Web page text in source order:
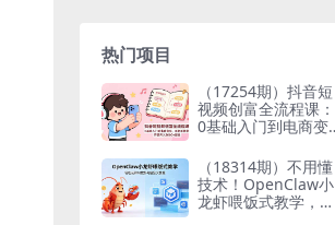
热门项目
（17254期）抖音短
视频创富全流程课：
0基础入门到电商变
启月入3000+副业
（18314期）不用懂
技术！OpenClaw小
龙虾喂饭式教学，轻